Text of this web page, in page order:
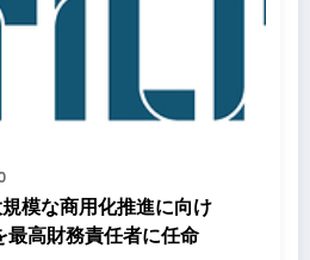
な商用化推進に向け
高財務責任者に任命